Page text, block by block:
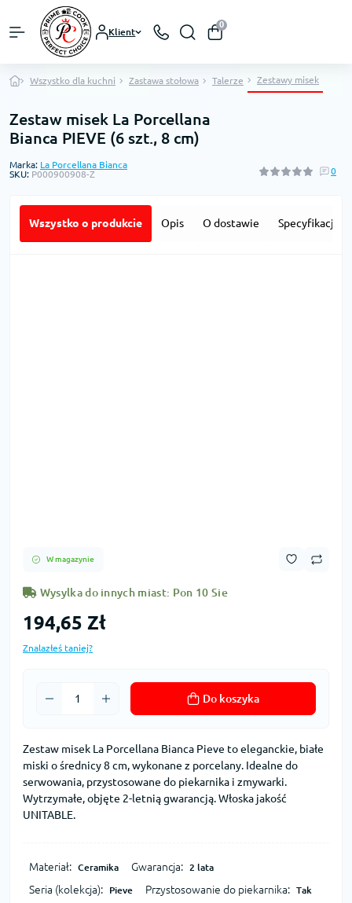
Klient
0
Wszystko dla kuchni Zastawa stołowa Talerze Zestawy misek
Zestaw misek La Porcellana
Bianca PIEVE (6 szt., 8 cm)
Marka: La Porcellana Bianca
SKU: P000900908-Z 0
Wszystko o produkcie Opis O dostawie Specyfikacja
W magazynie
Wysylka do innych miast: Pon 10 Sie
194,65 Zł
Znalazłeś taniej?
Do koszyka
Zestaw misek La Porcellana Bianca Pieve to eleganckie, białe
miski o średnicy 8 cm, wykonane z porcelany. Idealne do
serwowania, przystosowane do piekarnika i zmywarki.
Wytrzymałe, objęte 2-letnią gwarancją. Włoska jakość
UNITABLE.
Materiał: Ceramika Gwarancja: 2 lata
Seria (kolekcja): Pieve Przystosowanie do piekarnika: Tak